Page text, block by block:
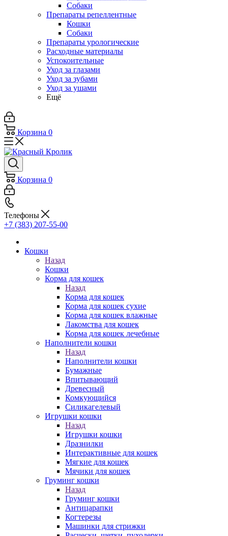
Собаки
Препараты репеллентные
Кошки
Собаки
Препараты урологические
Расходные материалы
Успокоительные
Уход за глазами
Уход за зубами
Уход за ушами
Ещё
Корзина 0
Корзина 0
Телефоны
+7 (383) 207-55-00
Кошки
Назад
Кошки
Корма для кошек
Назад
Корма для кошек
Корма для кошек сухие
Корма для кошек влажные
Лакомства для кошек
Корма для кошек лечебные
Наполнители кошки
Назад
Наполнители кошки
Бумажные
Впитывающий
Древесный
Комкующийся
Силикагелевый
Игрушки кошки
Назад
Игрушки кошки
Дразнилки
Интерактивные для кошек
Мягкие для кошек
Мячики для кошек
Груминг кошки
Назад
Груминг кошки
Антицарапки
Когтерезы
Машинки для стрижки